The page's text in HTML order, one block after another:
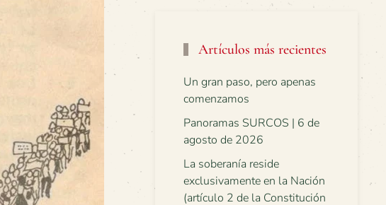
Artículos más recientes
Un gran paso, pero apenas
comenzamos
Panoramas SURCOS | 6 de
agosto de 2026
La soberanía reside
exclusivamente en la Nación
(artículo 2 de la Constitución